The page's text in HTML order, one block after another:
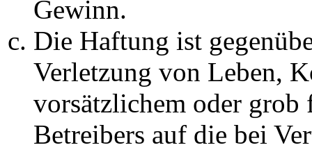
Gewinn.
Die Haftung ist
Verletzung von Leben,
vorsätzlichem oder grob
Betreibers auf die bei